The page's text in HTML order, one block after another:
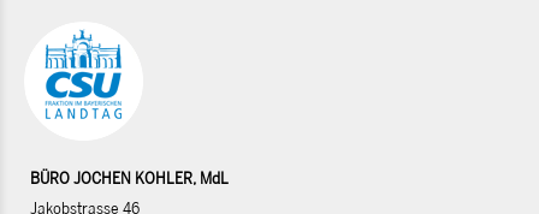
BÜRO JOCHEN KOHLER, MdL
Jakobstrasse 46